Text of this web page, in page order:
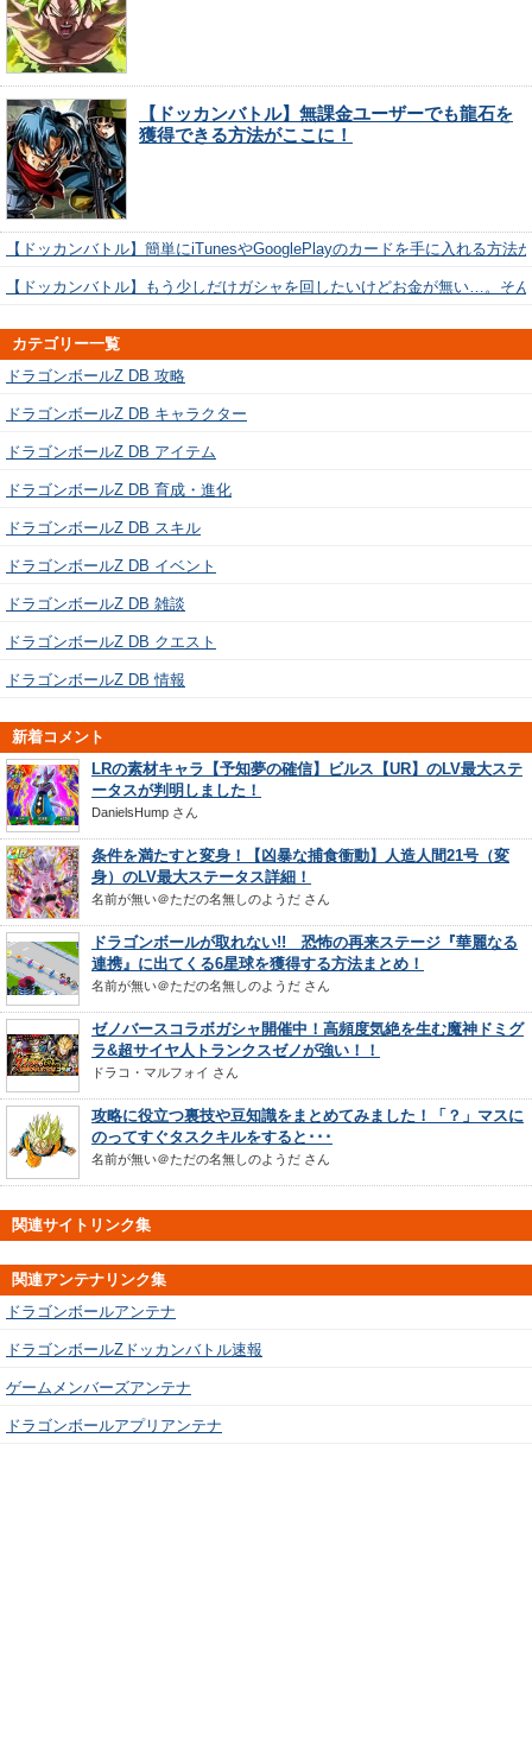
【ドッカンバトル】無課金ユーザーでも龍石を
獲得できる方法がここに！
【ドッカンバトル】簡単にiTunesやGooglePlayのカードを手に入れる方法
【ドッカンバトル】もう少しだけガシャを回したいけどお金が無い…。そ
カテゴリー一覧
ドラゴンボールZ DB 攻略
ドラゴンボールZ DB キャラクター
ドラゴンボールZ DB アイテム
ドラゴンボールZ DB 育成・進化
ドラゴンボールZ DB スキル
ドラゴンボールZ DB イベント
ドラゴンボールZ DB 雑談
ドラゴンボールZ DB クエスト
ドラゴンボールZ DB 情報
新着コメント
LRの素材キャラ【予知夢の確信】ビルス【UR】のLV最大ステ
ータスが判明しました！
DanielsHump さん
条件を満たすと変身！【凶暴な捕食衝動】人造人間21号（変
身）のLV最大ステータス詳細！
名前が無い＠ただの名無しのようだ さん
ドラゴンボールが取れない!! 恐怖の再来ステージ『華麗なる
連携』に出てくる6星球を獲得する方法まとめ！
名前が無い＠ただの名無しのようだ さん
ゼノバースコラボガシャ開催中！高頻度気絶を生む魔神ドミグ
ラ&超サイヤ人トランクスゼノが強い！！
ドラコ・マルフォイ さん
攻略に役立つ裏技や豆知識をまとめてみました！「？」マスに
のってすぐタスクキルをすると･･･
名前が無い＠ただの名無しのようだ さん
関連サイトリンク集
関連アンテナリンク集
ドラゴンボールアンテナ
ドラゴンボールZドッカンバトル速報
ゲームメンバーズアンテナ
ドラゴンボールアプリアンテナ